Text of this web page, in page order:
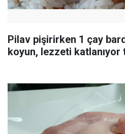
Pilav pişirirken 1 çay
koyun, lezzeti katlanıyor